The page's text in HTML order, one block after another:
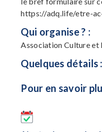
https://adq.life/etre-
Qui organise ? :
Association Culture et
Quelques détails :
Pour en savoir